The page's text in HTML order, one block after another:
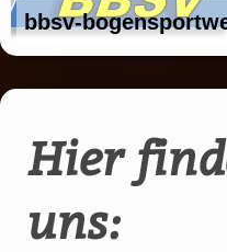
bbsv-
Hier
uns: